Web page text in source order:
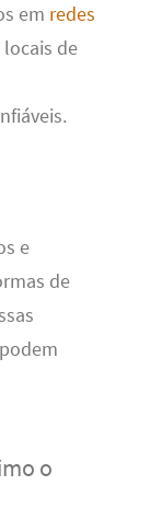
em redes
de
e
de
o